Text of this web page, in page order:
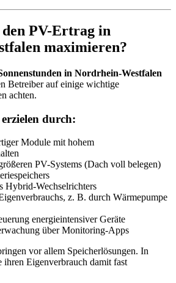
PV-Ertrag in
maximieren?
in Nordrhein-Westfalen
Betreiber auf einige wichtige
achten.
durch:
Module mit hohem
PV-Systems (Dach voll belegen)
Hybrid-Wechselrichters
z. B. durch Wärmepumpe
energieintensiver Geräte
über Monitoring-Apps
vor allem Speicherlösungen. In
Eigenverbrauch damit fast